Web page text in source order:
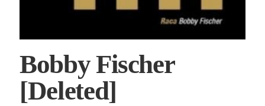
Bobby Fischer
[Deleted]